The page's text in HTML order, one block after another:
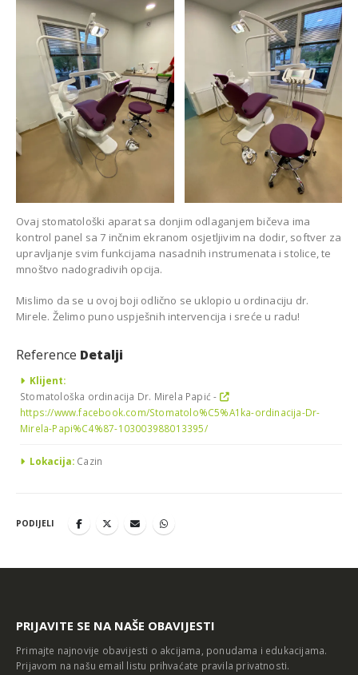
Ovaj stomatološki aparat sa donjim odlaganjem bičeva ima
kontrol panel sa 7 inčnim ekranom osjetljivim na dodir, softver za
upravljanje svim funkcijama nasadnih instrumenata i stolice, te
mnoštvo nadogradivih opcija.
Mislimo da se u ovoj boji odlično se uklopio u ordinaciju dr.
Mirele. Želimo puno uspješnih intervencija i sreće u radu!
Reference Detalji
Klijent:
Stomatološka ordinacija Dr. Mirela Papić -
https://www.facebook.com/Stomatolo%C5%A1ka-ordinacija-Dr-
Mirela-Papi%C4%87-103003988013395/
Lokacija: Cazin
PODIJELI
PRIJAVITE SE NA NAŠE OBAVIJESTI
Primajte najnovije obavijesti o akcijama, ponudama i edukacijama.
Prijavom na našu email listu prihvaćate pravila privatnosti.